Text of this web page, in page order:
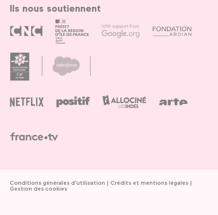
Ils nous soutiennent
Conditions générales d'utilisation
Crédits et mentions légales
Gestion des cookies